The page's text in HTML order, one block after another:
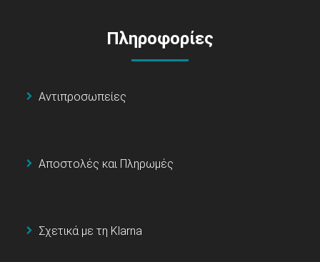
Πληροφορίες
Αντιπροσωπείες
Αποστολές και Πληρωμές
Σχετικά με τη Klarna